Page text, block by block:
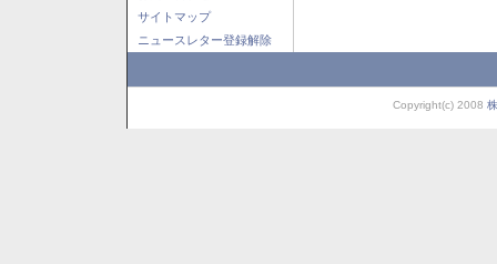
サイトマップ
ニュースレター登録解除
Copyright(c) 2008